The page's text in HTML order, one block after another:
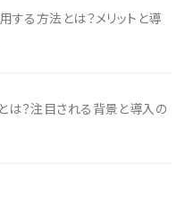
する方法とは？メリットと導
は？注目される背景と導入の